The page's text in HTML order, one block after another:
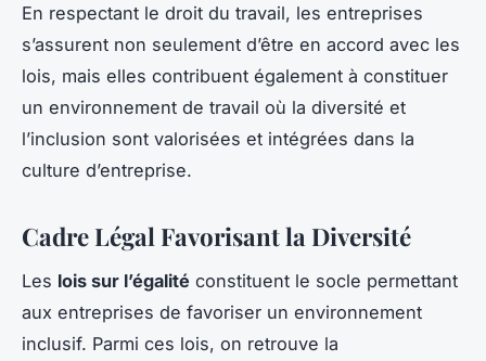
En respectant le droit du travail, les entreprises
s’assurent non seulement d’être en accord avec les
lois, mais elles contribuent également à constituer
un environnement de travail où la diversité et
l’inclusion sont valorisées et intégrées dans la
culture d’entreprise.
Cadre Légal Favorisant la Diversité
Les lois sur l’égalité constituent le socle permettant
aux entreprises de favoriser un environnement
inclusif. Parmi ces lois, on retrouve la